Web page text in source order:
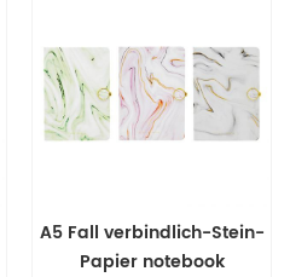
A5 Fall verbindlich-Stein-
Papier notebook